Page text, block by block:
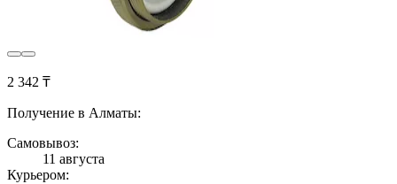
2 342 ₸
Получение в Алматы:
Самовывоз:
11 августа
Курьером: